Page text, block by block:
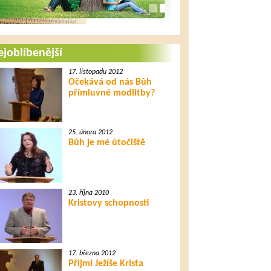
17. listopadu 2012
Očekává od nás Bůh
přímluvné modlitby?
25. února 2012
Bůh je mé útočiště
23. října 2010
Kristovy schopnosti
17. března 2012
Přijmi Ježíše Krista